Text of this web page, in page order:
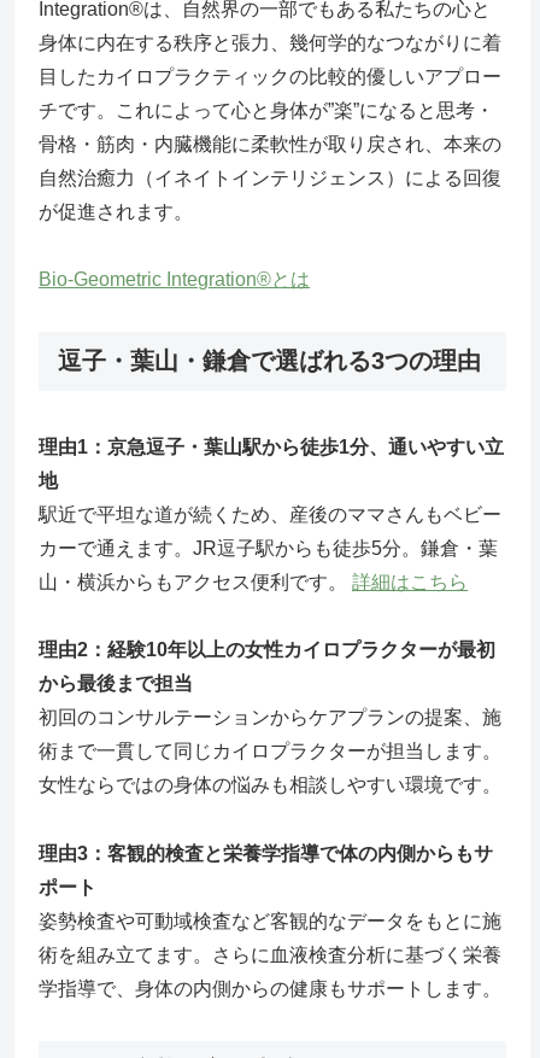
Integration®は、自然界の一部でもある私たちの心と
身体に内在する秩序と張力、幾何学的なつながりに着
目したカイロプラクティックの比較的優しいアプロー
チです。これによって心と身体が”楽”になると思考・
骨格・筋肉・内臓機能に柔軟性が取り戻され、本来の
自然治癒力（イネイトインテリジェンス）による回復
が促進されます。
Bio-Geometric Integration®とは
逗子・葉山・鎌倉で選ばれる3つの理由
理由1：京急逗子・葉山駅から徒歩1分、通いやすい立
地
駅近で平坦な道が続くため、産後のママさんもベビー
カーで通えます。JR逗子駅からも徒歩5分。鎌倉・葉
山・横浜からもアクセス便利です。詳細はこちら
理由2：経験10年以上の女性カイロプラクターが最初
から最後まで担当
初回のコンサルテーションからケアプランの提案、施
術まで一貫して同じカイロプラクターが担当します。
女性ならではの身体の悩みも相談しやすい環境です。
理由3：客観的検査と栄養学指導で体の内側からもサ
ポート
姿勢検査や可動域検査など客観的なデータをもとに施
術を組み立てます。さらに血液検査分析に基づく栄養
学指導で、身体の内側からの健康もサポートします。